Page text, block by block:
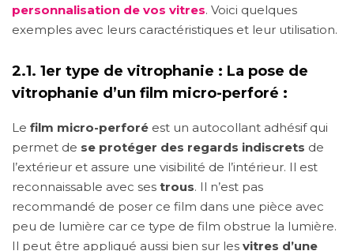
personnalisation de vos vitres. Voici quelques
exemples avec leurs caractéristiques et leur utilisation.
2.1. 1er type de vitrophanie : La pose de
vitrophanie d’un film micro-perforé :
Le film micro-perforé est un autocollant adhésif qui
permet de se protéger des regards indiscrets de
l’extérieur et assure une visibilité de l’intérieur. Il est
reconnaissable avec ses trous. Il n’est pas
recommandé de poser ce film dans une pièce avec
peu de lumière car ce type de film obstrue la lumière.
Il peut être appliqué aussi bien sur les vitres d’une